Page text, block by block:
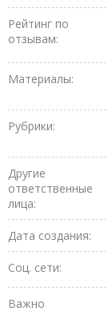
Рейтинг по
отзывам:
Материалы:
Рубрики:
Другие
ответственные
лица:
Дата создания:
Соц. сети:
Важно